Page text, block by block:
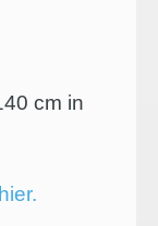
cm in